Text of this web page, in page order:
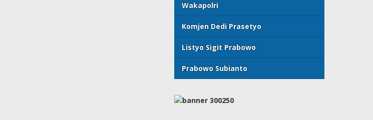
Wakapolri
Komjen Dedi Prasetyo
Listyo Sigit Prabowo
Prabowo Subianto